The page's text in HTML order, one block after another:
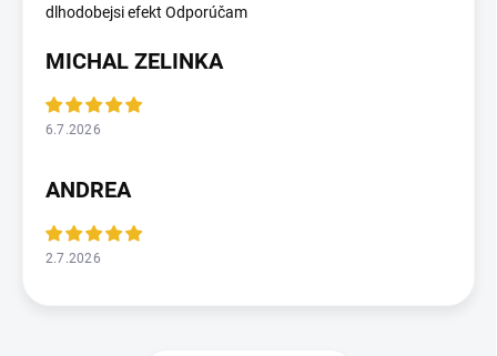
dlhodobejsi efekt Odporúčam
MICHAL ZELINKA
6.7.2026
ANDREA
2.7.2026